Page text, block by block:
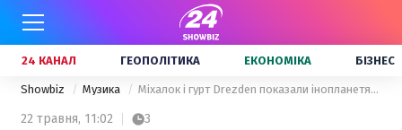
24 КАНАЛ ГЕОПОЛІТИКА ЕКОНОМІКА БІЗНЕС
Showbiz Музика Міхалок і гурт Drezden показали інопланетян та паралельні світи: новий вражаючий відеокліп
22 травня, 11:02 3